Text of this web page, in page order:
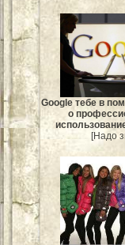
Google тебе в
о
[Надо